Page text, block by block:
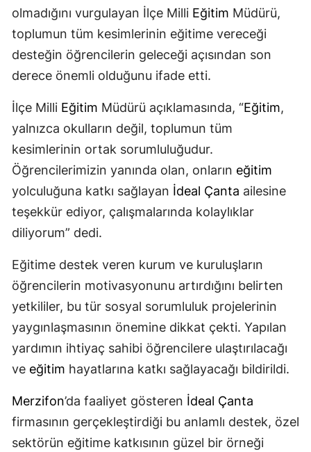
olmadığını vurgulayan İlçe Milli Eğitim Müdürü,
toplumun tüm kesimlerinin eğitime vereceği
desteğin öğrencilerin geleceği açısından son
derece önemli olduğunu ifade etti.
İlçe Milli Eğitim Müdürü açıklamasında, “Eğitim,
yalnızca okulların değil, toplumun tüm
kesimlerinin ortak sorumluluğudur.
Öğrencilerimizin yanında olan, onların eğitim
yolculuğuna katkı sağlayan İdeal Çanta ailesine
teşekkür ediyor, çalışmalarında kolaylıklar
diliyorum” dedi.
Eğitime destek veren kurum ve kuruluşların
öğrencilerin motivasyonunu artırdığını belirten
yetkililer, bu tür sosyal sorumluluk projelerinin
yaygınlaşmasının önemine dikkat çekti. Yapılan
yardımın ihtiyaç sahibi öğrencilere ulaştırılacağı
ve eğitim hayatlarına katkı sağlayacağı bildirildi.
Merzifon’da faaliyet gösteren İdeal Çanta
firmasının gerçekleştirdiği bu anlamlı destek, özel
sektörün eğitime katkısının güzel bir örneği